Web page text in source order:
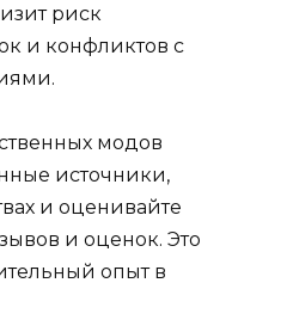
риск
и конфликтов с
модов
источники,
и оценивайте
и оценок. Это
опыт в